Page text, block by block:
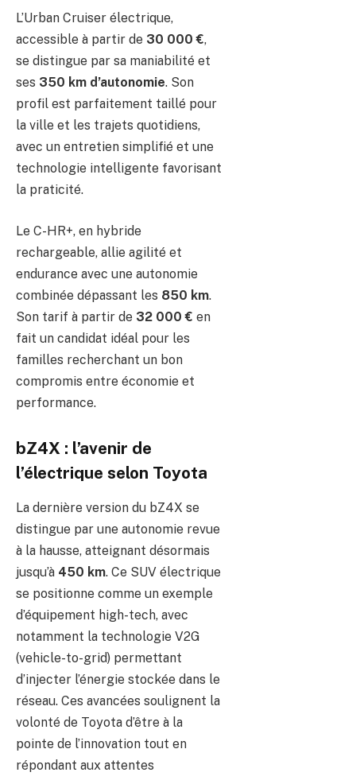
L’Urban Cruiser électrique,
accessible à partir de 30 000 €,
se distingue par sa maniabilité et
ses 350 km d’autonomie. Son
profil est parfaitement taillé pour
la ville et les trajets quotidiens,
avec un entretien simplifié et une
technologie intelligente favorisant
la praticité.
Le C-HR+, en hybride
rechargeable, allie agilité et
endurance avec une autonomie
combinée dépassant les 850 km.
Son tarif à partir de 32 000 € en
fait un candidat idéal pour les
familles recherchant un bon
compromis entre économie et
performance.
bZ4X : l’avenir de
l’électrique selon Toyota
La dernière version du bZ4X se
distingue par une autonomie revue
à la hausse, atteignant désormais
jusqu’à 450 km. Ce SUV électrique
se positionne comme un exemple
d’équipement high-tech, avec
notamment la technologie V2G
(vehicle-to-grid) permettant
d’injecter l’énergie stockée dans le
réseau. Ces avancées soulignent la
volonté de Toyota d’être à la
pointe de l’innovation tout en
répondant aux attentes